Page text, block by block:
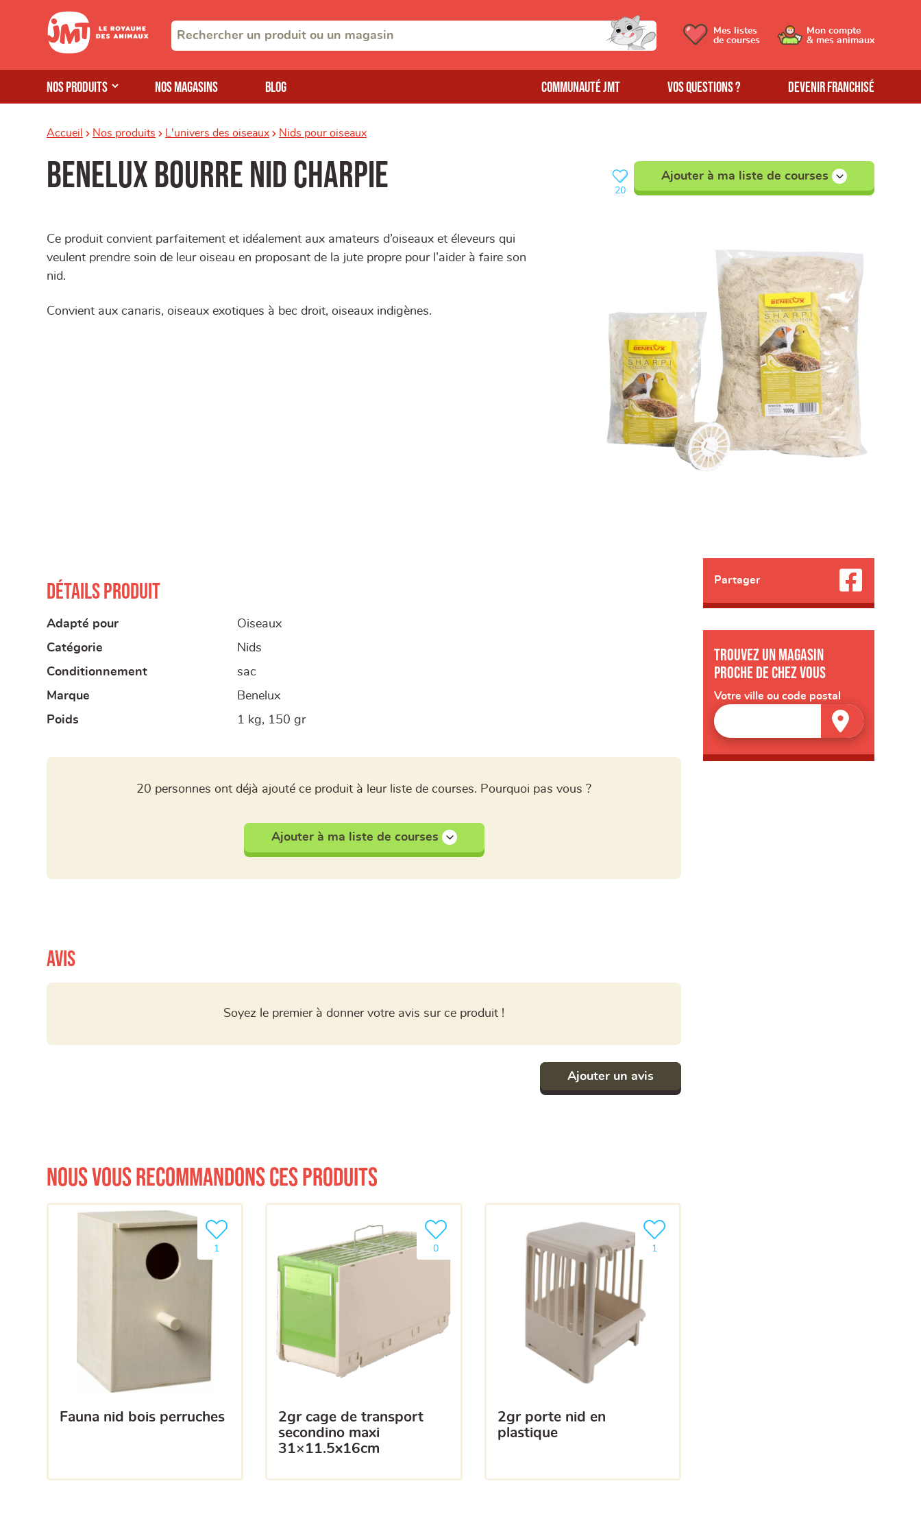
Nos produits Nos magasins Blog Communauté JMT Vos questions ? Devenir franchisé
Mes listes
de courses
Mon compte
& mes animaux
Accueil Nos produits L'univers des oiseaux Nids pour oiseaux
Benelux bourre nid charpie 20
Ajouter à ma liste de courses
Ce produit convient parfaitement et idéalement aux amateurs d’oiseaux et éleveurs qui
veulent prendre soin de leur oiseau en proposant de la jute propre pour l’aider à faire son
nid.
Convient aux canaris, oiseaux exotiques à bec droit, oiseaux indigènes.
Détails produit
Adapté pour
Oiseaux
Catégorie
Nids
Conditionnement
sac
Marque
Benelux
Poids
1 kg, 150 gr
20 personnes ont déjà ajouté ce produit à leur liste de courses. Pourquoi pas vous ?
Ajouter à ma liste de courses
Avis
Soyez le premier à donner votre avis sur ce produit !
Ajouter un avis
Nous vous recommandons ces produits
fauna nid bois perruches
1
Ajouter le produit à ma liste
2gr cage de transport
secondino maxi
31×11.5x16cm
0
Ajouter le produit à ma liste
2gr porte nid en
plastique
1
Ajouter le produit à ma liste
Partager
Trouvez un magasin
proche de chez vous
Votre ville ou code postal